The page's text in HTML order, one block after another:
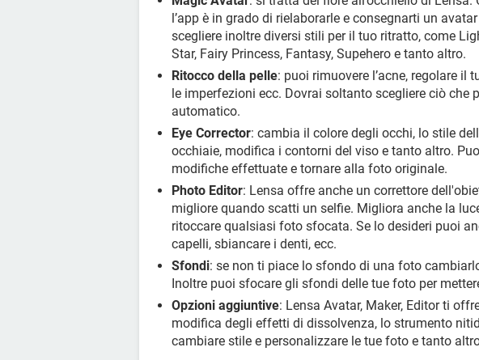
l’app è in grado di rielaborarle e consegnarti un
scegliere inoltre diversi stili per il tuo ritratto, come
Star, Fairy Princess, Fantasy, Supehero e tanto altro.
Ritocco della pelle: puoi rimuovere l’acne, regolare il
le imperfezioni ecc. Dovrai soltanto scegliere ciò che
automatico.
Eye Corrector: cambia il colore degli occhi, lo stile
occhiaie, modifica i contorni del viso e tanto altro.
modifiche effettuate e tornare alla foto originale.
Photo Editor: Lensa offre anche un correttore
migliore quando scatti un selfie. Migliora anche la
ritoccare qualsiasi foto sfocata. Se lo desideri puoi
capelli, sbiancare i denti, ecc.
Sfondi: se non ti piace lo sfondo di una foto
Inoltre puoi sfocare gli sfondi delle tue foto per
Opzioni aggiuntive: Lensa Avatar, Maker, Editor ti
modifica degli effetti di dissolvenza, lo strumento
cambiare stile e personalizzare le tue foto e tanto